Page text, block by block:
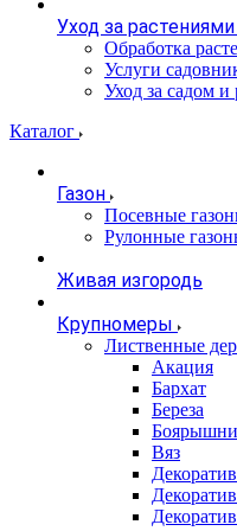
Уход за
Обработка
Услуги
Уход за садом и
Каталог
Газон
Посевные
Рулонные
Живая изгородь
Крупномеры
Лиственные
Акация
Бархат
Береза
Вяз